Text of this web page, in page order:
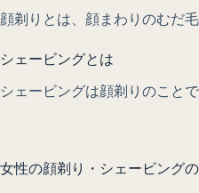
顔剃りとは、顔まわりのむだ
シェービングとは
シェービングは顔剃りのこと
女性の顔剃り・シェービング